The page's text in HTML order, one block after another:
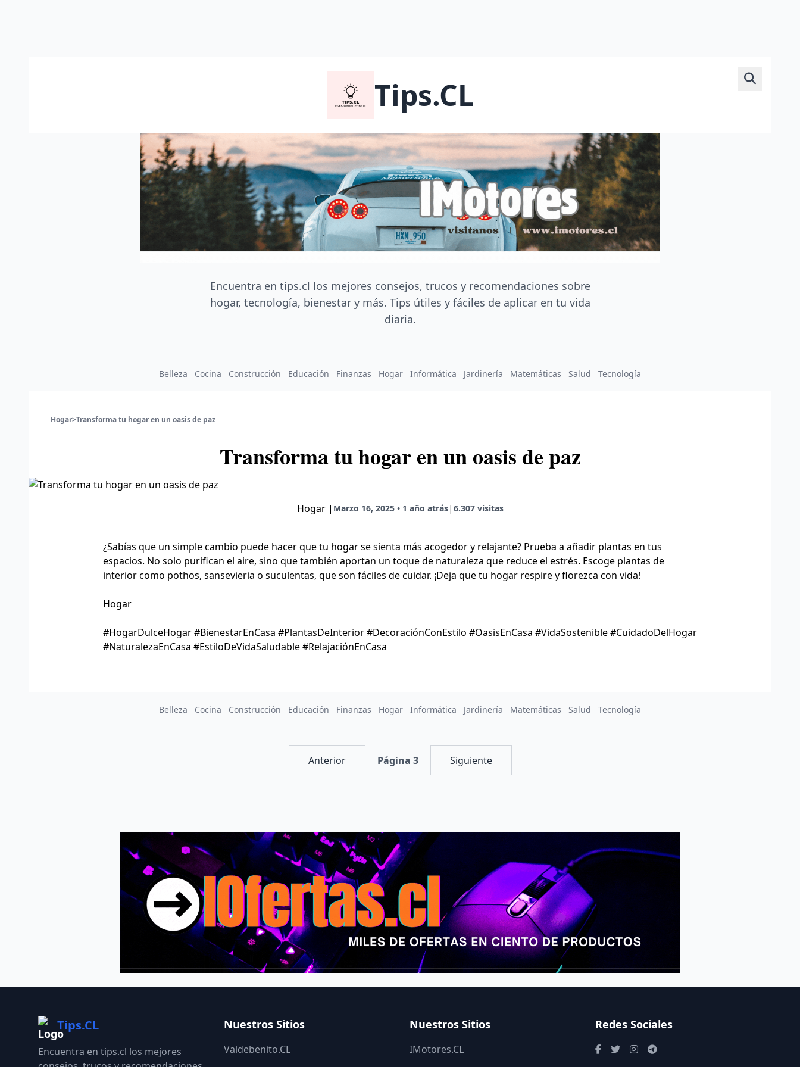
Tips.CL
Encuentra en tips.cl los mejores consejos, trucos y recomendaciones sobre
hogar, tecnología, bienestar y más. Tips útiles y fáciles de aplicar en tu vida
diaria.
Belleza Cocina Construcción Educación Finanzas Hogar Informática Jardinería Matemáticas Salud Tecnología
Hogar>Transforma tu hogar en un oasis de paz
Transforma tu hogar en un oasis de paz
Hogar | Marzo 16, 2025 • 1 año atrás| 6.307 visitas
¿Sabías que un simple cambio puede hacer que tu hogar se sienta más acogedor y relajante? Prueba a añadir plantas en tus
espacios. No solo purifican el aire, sino que también aportan un toque de naturaleza que reduce el estrés. Escoge plantas de
interior como pothos, sansevieria o suculentas, que son fáciles de cuidar. ¡Deja que tu hogar respire y florezca con vida!
Hogar
#HogarDulceHogar #BienestarEnCasa #PlantasDeInterior #DecoraciónConEstilo #OasisEnCasa #VidaSostenible #CuidadoDelHogar
#NaturalezaEnCasa #EstiloDeVidaSaludable #RelajaciónEnCasa
Belleza Cocina Construcción Educación Finanzas Hogar Informática Jardinería Matemáticas Salud Tecnología
Anterior Página 3 Siguiente
Tips.CL
Encuentra en tips.cl los mejores
Nuestros Sitios
Valdebenito.CL
Nuestros Sitios
IMotores.CL
Redes Sociales